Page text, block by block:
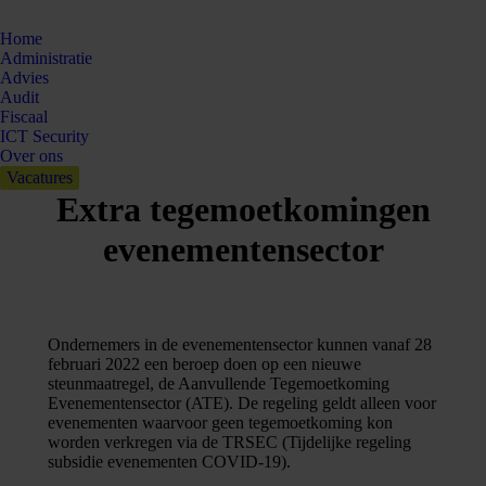
Home
Administratie
Advies
Audit
Fiscaal
ICT Security
Over ons
Vacatures
Extra tegemoetkomingen
evenementensector
Ondernemers in de evenementensector kunnen vanaf 28
februari 2022 een beroep doen op een nieuwe
steunmaatregel, de Aanvullende Tegemoetkoming
Evenementensector (ATE). De regeling geldt alleen voor
evenementen waarvoor geen tegemoetkoming kon
worden verkregen via de TRSEC (Tijdelijke regeling
subsidie evenementen COVID-19).